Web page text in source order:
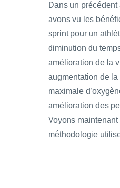
Dans un
avons vu les
sprint pour un
diminution du
amélioration de la
augmentation de
maximale
amélioration des
Voyons
méthodologie